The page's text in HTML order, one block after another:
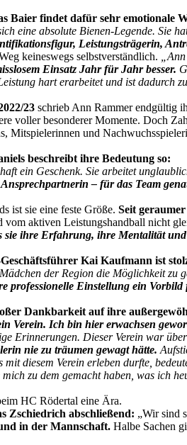
Baier findet dafür sehr emotionale
eine absolute Bienen-Legende. Sie
Leistungsträgerin,
keineswegs selbstverständlich.
Einsatz Jahr für Jahr besser.
hart erarbeitet und ist dadurch
23 schrieb Ann Rammer endgültig
voller besonderer Momente. Doch
Mitspielerinnen und
beschreibt ihre Bedeutung so:
ein Geschenk. Sie arbeitet
– für das Team
ist sie eine feste Größe. Seit
vom aktiven Leistungshandball nicht
sie ihre Erfahrung, ihre Mentalität
Kai Kaufmann ist
der Region die Möglichkeit zu
professionelle Einstellung ein
Dankbarkeit auf ihre
Verein. Ich bin hier erwachsen
Erinnerungen. Dieser Verein war
nie zu träumen gewagt hätte.
mit diesem Verein erleben durfte,
zu dem gemacht haben, was ich
HC Rödertal eine Ära.
Zschiedrich abschließend: „Wir sind
in der Mannschaft. Halbe Sachen